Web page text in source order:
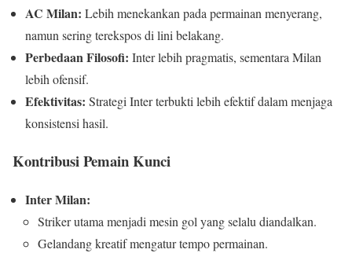
AC Milan: Lebih menekankan pada permainan menyerang,
namun sering terekspos di lini belakang.
Perbedaan Filosofi: Inter lebih pragmatis, sementara Milan
lebih ofensif.
Efektivitas: Strategi Inter terbukti lebih efektif dalam menjaga
konsistensi hasil.
Kontribusi Pemain Kunci
Inter Milan:
Striker utama menjadi mesin gol yang selalu diandalkan.
Gelandang kreatif mengatur tempo permainan.